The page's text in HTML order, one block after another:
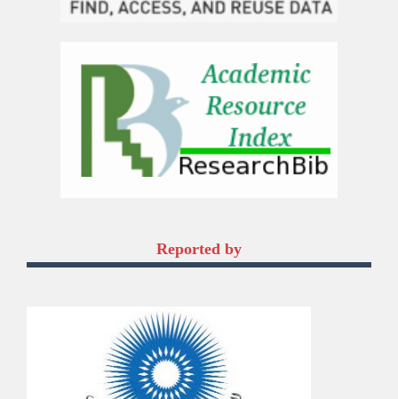
Reported by